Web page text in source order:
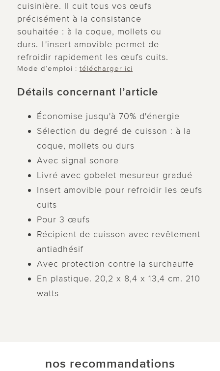
cuisinière. Il cuit tous vos œufs
précisément à la consistance
souhaitée : à la coque, mollets ou
durs. L'insert amovible permet de
refroidir rapidement les œufs cuits.
Mode d’emploi : télécharger ici
Détails concernant l’article
Économise jusqu'à 70% d'énergie
Sélection du degré de cuisson : à la
coque, mollets ou durs
Avec signal sonore
Livré avec gobelet mesureur gradué
Insert amovible pour refroidir les œufs
cuits
Pour 3 œufs
Récipient de cuisson avec revêtement
antiadhésif
Avec protection contre la surchauffe
En plastique. 20,2 x 8,4 x 13,4 cm. 210
watts
nos recommandations